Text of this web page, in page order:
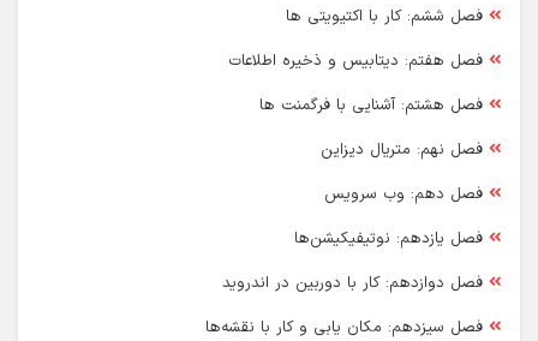
فصل ششم: کار با اکتیویتی ها
فصل هفتم: دیتابیس و ذخیره اطلاعات
فصل هشتم: آشنایی با فرگمنت ها
فصل نهم: متریال دیزاین
فصل دهم: وب سرویس
فصل یازدهم: نوتیفیکیشن‌ها
فصل دوازدهم: کار با دوربین در اندروید
فصل سیزدهم: مکان یابی و کار با نقشه‌ها